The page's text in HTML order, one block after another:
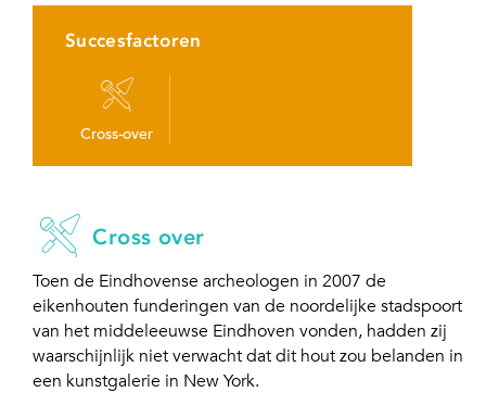
Succesfactoren
Cross-over
Cross over
Toen de Eindhovense archeologen in 2007 de
eikenhouten funderingen van de noordelijke stadspoort
van het middeleeuwse Eindhoven vonden, hadden zij
waarschijnlijk niet verwacht dat dit hout zou belanden in
een kunstgalerie in New York.